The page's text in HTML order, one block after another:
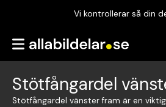
Vi kontrollerar så din
Garanterad
Vi kontrollerar så din
Stötfångardel
Stötfångardel vänster fram är en